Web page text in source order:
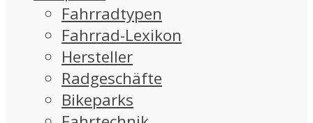
Fahrradtypen
Fahrrad-Lexikon
Hersteller
Radgeschäfte
Bikeparks